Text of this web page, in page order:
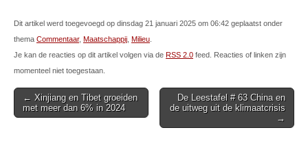
Dit artikel werd toegevoegd op dinsdag 21 januari 2025 om 06:42 geplaatst onder
thema Commentaar, Maatschappij, Milieu.
Je kan de reacties op dit artikel volgen via de RSS 2.0 feed. Reacties of linken zijn
momenteel niet toegestaan.
Post
navigation
← Xinjiang en Tibet groeiden
met meer dan 6% in 2024
De Leestafel # 63 China en
de uitweg uit de klimaatcrisis
→